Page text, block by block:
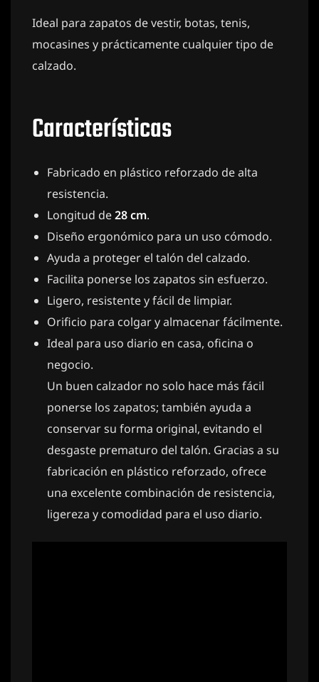
Ideal para zapatos de vestir, botas, tenis,
mocasines y prácticamente cualquier tipo de
calzado.
Características
Fabricado en plástico reforzado de alta
resistencia.
Longitud de28 cm.
Diseño ergonómico para un uso cómodo.
Ayuda a proteger el talón del calzado.
Facilita ponerse los zapatos sin esfuerzo.
Ligero, resistente y fácil de limpiar.
Orificio para colgar y almacenar fácilmente.
Ideal para uso diario en casa, oficina o
negocio.
Un buen calzador no solo hace más fácil
ponerse los zapatos; también ayuda a
conservar su forma original, evitando el
desgaste prematuro del talón. Gracias a su
fabricación en plástico reforzado, ofrece
una excelente combinación de resistencia,
ligereza y comodidad para el uso diario.